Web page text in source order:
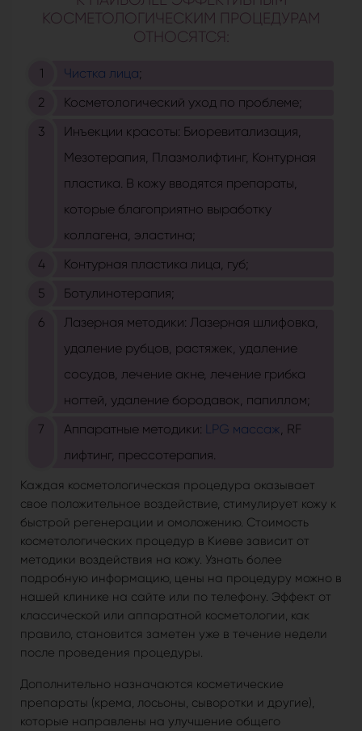
КОСМЕТОЛОГИЧЕСКИМ ПРОЦЕДУРАМ
ОТНОСЯТСЯ:
Чистка лица;
Косметологический уход по проблеме;
Инъекции красоты: Биоревитализация,
Мезотерапия, Плазмолифтинг, Контурная
пластика. В кожу вводятся препараты,
которые благоприятно выработку
коллагена, эластина;
Контурная пластика лица, губ;
Ботулинотерапия;
Лазерная методики: Лазерная шлифовка,
удаление рубцов, растяжек, удаление
сосудов, лечение акне, лечение грибка
ногтей, удаление бородавок, папиллом;
Аппаратные методики: LPG массаж , RF
лифтинг, прессотерапия.
Каждая косметологическая процедура оказывает
свое положительное воздействие, стимулирует кожу к
быстрой регенерации и омоложению. Стоимость
косметологических процедур в Киеве зависит от
методики воздействия на кожу. Узнать более
подробную информацию, цены на процедуру можно в
нашей клинике на сайте или по телефону. Эффект от
классической или аппаратной косметологии, как
правило, становится заметен уже в течение недели
после проведения процедуры.
Дополнительно назначаются косметические
препараты (крема, лосьоны, сыворотки и другие),
которые направлены на улучшение общего